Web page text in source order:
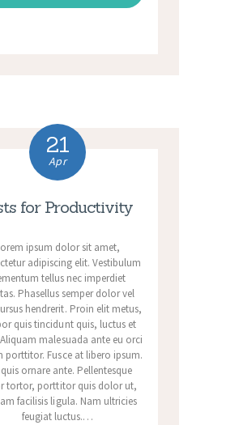
21
Apr
for Productivity
ipsum dolor sit amet,
adipiscing elit. Vestibulum
tellus nec imperdiet
Phasellus semper dolor vel
hendrerit. Proin elit metus,
quis tincidunt quis, luctus et
malesuada ante eu orci
porttitor. Fusce at libero ipsum.
quis ornare ante. Pellentesque
tortor, porttitor quis dolor ut,
facilisis ligula. Nam ultricies
feugiat luctus.…